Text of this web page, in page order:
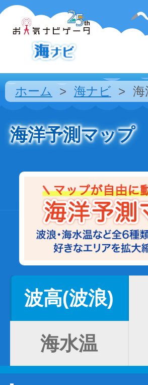
ホーム 海ナビ 海
海洋予測マップ
波高(波浪)
海水温